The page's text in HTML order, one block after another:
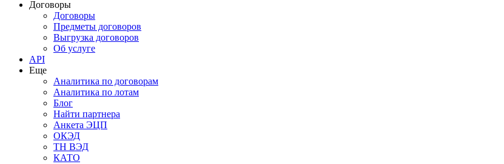
Договоры
Договоры
Предметы договоров
Выгрузка договоров
Об услуге
API
Еще
Аналитика по договорам
Аналитика по лотам
Блог
Найти партнера
Анкета ЭЦП
ОКЭД
ТН ВЭД
КАТО